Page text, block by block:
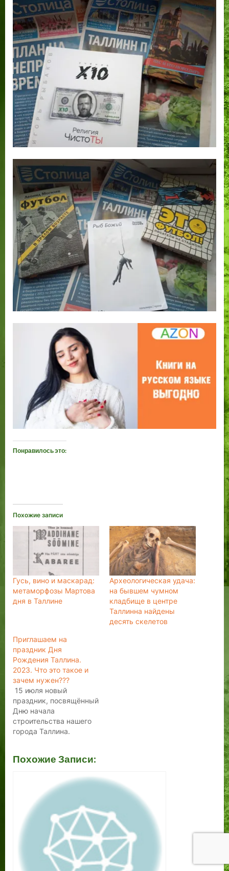
Понравилось это:
Похожие записи
Гусь, вино и маскарад:
метаморфозы Мартова
дня в Таллине
Археологическая удача:
на бывшем чумном
кладбище в центре
Таллинна найдены
десять скелетов
Приглашаем на
праздник Дня
Рождения Таллина.
2023. Что это такое и
зачем нужен???
15 июля новый
праздник, посвящённый
Дню начала
строительства нашего
города Таллина.
Народный праздник,
стать официальным. -
Почему нам всем
необходим этот день? -
Строили город Таллин
датчане, или на этом
месте что-то то было
раньше 1219 года? Ведь
Похожие Записи: